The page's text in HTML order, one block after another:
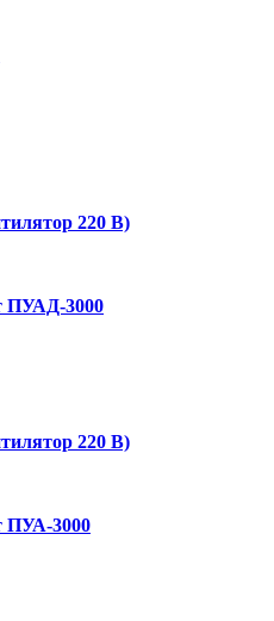
220 В)
ПУАД-3000
220 В)
ПУА-3000